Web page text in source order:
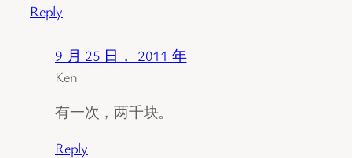
Reply
9 月 25 日， 2011 年
Ken
有一次，两千块。
Reply